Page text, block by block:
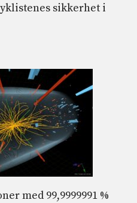
sikkerhet i
med 99,9999991 %